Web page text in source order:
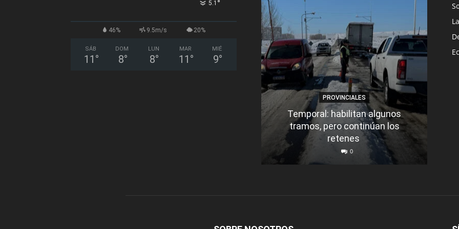
5.1 °
46% 9.5m/s 20%
SÁB
11 °
DOM
8°
LUN
8°
MAR
11 °
MIÉ
9°
PROVINCIALES
Temporal: habilitan algunos
tramos, pero continúan los
retenes
0